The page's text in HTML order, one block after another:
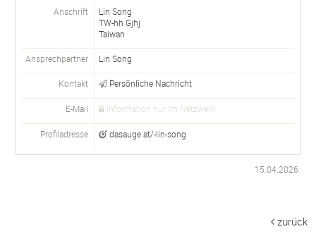
Anschrift
Lin Song
TW-hh Gjhj
Taiwan
Ansprechpartner Lin Song
Kontakt Persönliche Nachricht
E-Mail Information nur im Netzwerk
Profiladresse dasauge.at/-lin-song
15.04.2026
zurück